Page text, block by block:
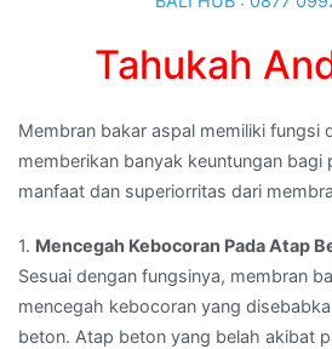
Tahukah
Membran bakar aspal memiliki fungsi
memberikan banyak keuntungan bagi
manfaat dan superiorritas dari
1. Mencegah Kebocoran Pada Atap
Sesuai dengan fungsinya, membran
mencegah kebocoran yang
beton. Atap beton yang belah akibat